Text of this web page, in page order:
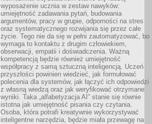
wyposażenie ucznia w zestaw nawyków:
umiejętność zadawania pytań, budowania
argumentów, pracy w grupie, odporności na stres
oraz systematycznego rozwijania się przez całe
życie. Tego nie da się w pełni zautomatyzować, bo
wymaga to kontaktu z drugim człowiekiem,
obserwacji, empatii i doświadczenia. Ważną
kompetencją będzie również umiejętność
współpracy z samą sztuczną inteligencją. Uczeń
przyszłości powinien wiedzieć, jak formułować
polecenia dla systemów, jak łączyć ich odpowiedzi
z własną wiedzą oraz jak weryfikować otrzymane
wyniki. Taka „alfabetyzacja AI” stanie się równie
istotna jak umiejętność pisania czy czytania.
Osoba, która potrafi kreatywnie wykorzystywać
inteligentne narzędzia, będzie miała przewagę na